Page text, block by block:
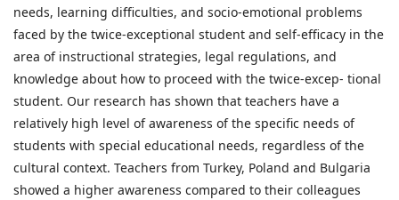
needs, learning difficulties, and socio-emotional problems
faced by the twice-exceptional student and self-efficacy in the
area of instructional strategies, legal regulations, and
knowledge about how to proceed with the twice-excep- tional
student. Our research has shown that teachers have a
relatively high level of awareness of the specific needs of
students with special educational needs, regardless of the
cultural context. Teachers from Turkey, Poland and Bulgaria
showed a higher awareness compared to their colleagues